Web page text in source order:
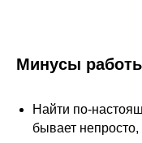
Минусы
Найти по-
бывает непросто,